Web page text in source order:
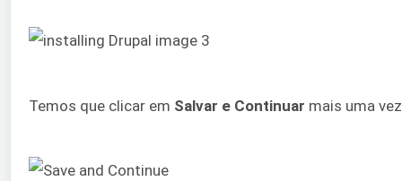
Temos que clicar em Salvar e Continuar mais uma